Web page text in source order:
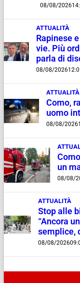
08/08/2026
ATTUALITÀ
Rapinese
vie. Più
parla di
08/08/2026
ATTUALITÀ
Como,
uomo
08/08/2026
un
08/08/
ATTUALITÀ
Stop alle
“Ancora
semplice,
08/08/2026